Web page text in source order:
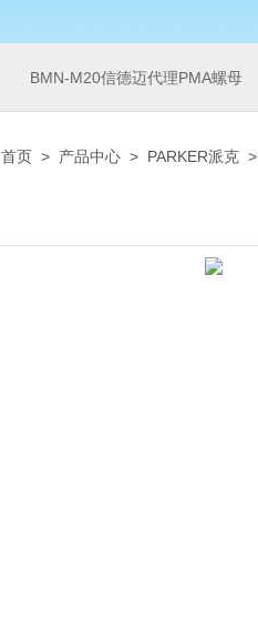
BMN-M20信德迈代理PMA螺母
首页 > 产品中心 > PARKER派克 >